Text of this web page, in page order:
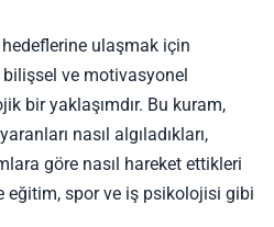
ulaşmak için
bilişsel ve motivasyonel
bir yaklaşımdır. Bu kuram,
nasıl algıladıkları,
göre nasıl hareket ettikleri
eğitim, spor ve iş psikolojisi gibi